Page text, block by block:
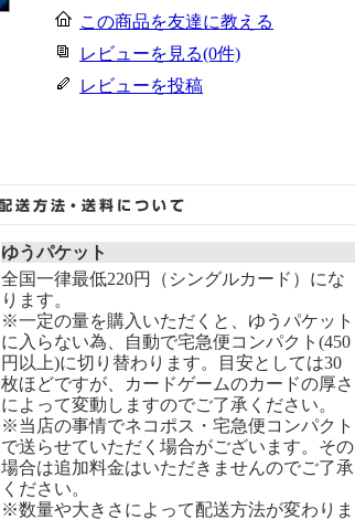
この商品を友達に教える
レビューを見る(0件)
レビューを投稿
ゆうパケット
全国一律最低220円（シングルカード）にな
ります。
※一定の量を購入いただくと、ゆうパケット
に入らない為、自動で宅急便コンパクト(450
円以上)に切り替わります。目安としては30
枚ほどですが、カードゲームのカードの厚さ
によって変動しますのでご了承ください。
※当店の事情でネコポス・宅急便コンパクト
で送らせていただく場合がございます。その
場合は追加料金はいただきませんのでご了承
ください。
※数量や大きさによって配送方法が変わりま